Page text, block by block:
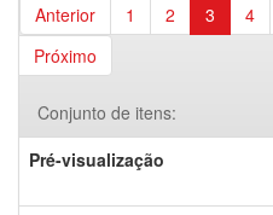
Anterior 1 2 3 4
Próximo
Conjunto de itens:
Pré-visualização